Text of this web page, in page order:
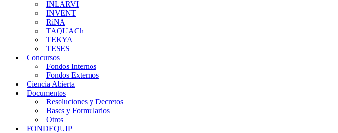
INLARVI
INVENT
RiNA
TAQUACh
TEKYA
TESES
Concursos
Fondos Internos
Fondos Externos
Ciencia Abierta
Documentos
Resoluciones y Decretos
Bases y Formularios
Otros
FONDEQUIP